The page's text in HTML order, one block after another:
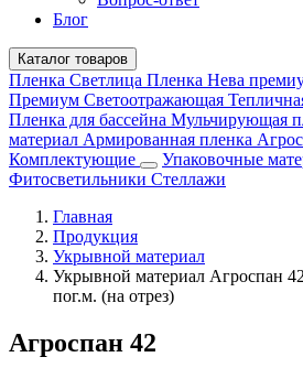
Блог
Каталог товаров
Пленка Светлица Пленка Нева
Премиум Светоотражающая
Пленка для бассейна Мульчирующая
материал Армированная пленка
Комплектующие
Упаковочные
Фитосветильники Стеллажи
Главная
Продукция
Укрывной материал
Укрывной материал Агроспан
пог.м. (на отрез)
Агроспан 42